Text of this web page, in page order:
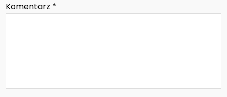
Komentarz *